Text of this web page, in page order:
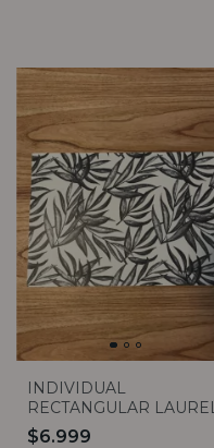
INDIVIDUAL
RECTANGULAR LAUREL
$6.999